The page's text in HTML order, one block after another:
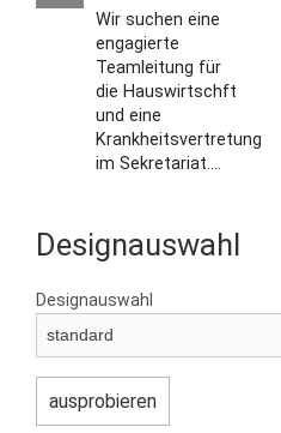
Wir suchen eine
engagierte
Teamleitung für
die Hauswirtschft
und eine
Krankheitsvertretung
im Sekretariat....
Designauswahl
Designauswahl